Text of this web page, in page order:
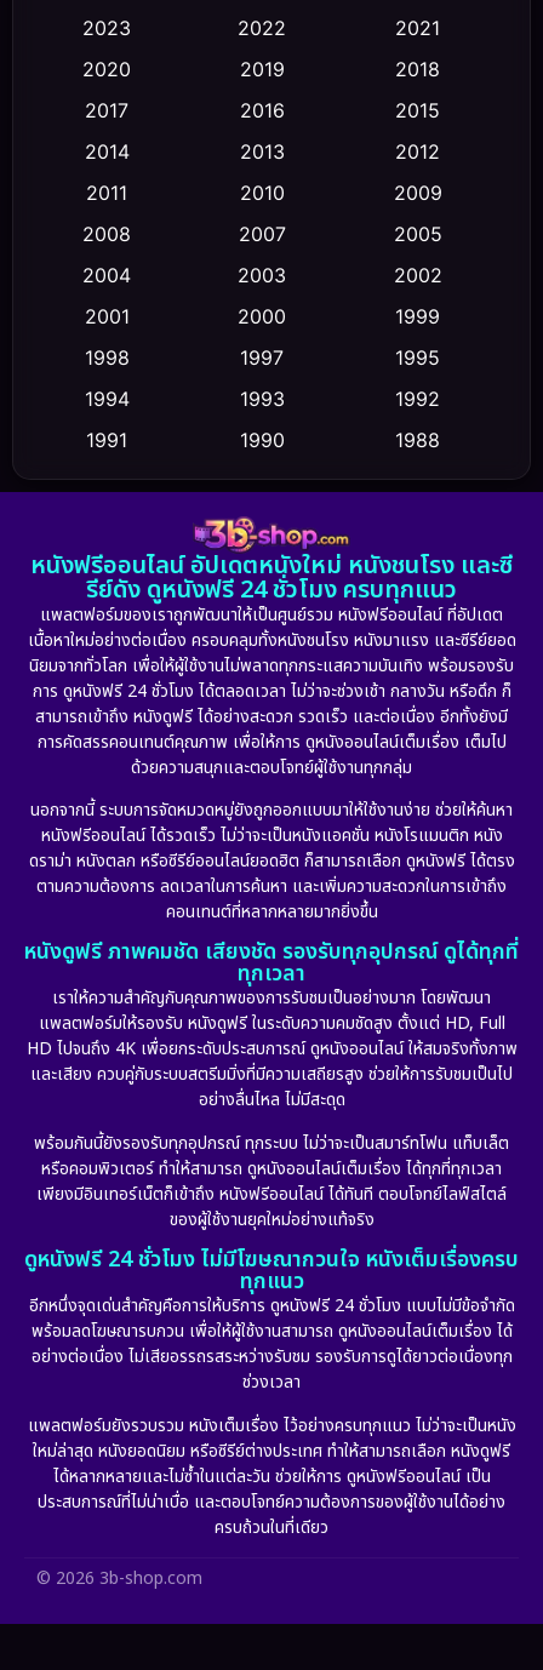
Classic หนังคลาสสิก (23)
Comedy ตลก (458)
Conspiracy
Crime อาชญากรรม (347)
Culture (23)
Dance เต้น
Detective สืบสวน (5)
Detective สืบสวน (56)
Disaster (10)
Disney+ (21)
Drama ดราม่า (882)
Dystopian (17)
Emotional (101)
Epic มหากาพย์ (17)
Erotic (10)
Fantasy จินตนาการ (253)
Film
Gothic (6)
HBO GO (10)
HBO Max (2)
Healing
Heist (7)
2023
2022
2021
2020
2019
2018
2017
2016
2015
2014
2013
2012
2011
2010
2009
2008
2007
2005
2004
2003
2002
2001
2000
1999
1998
1997
1995
1994
1993
1992
1991
1990
1988
1986
1985
1983
1981
1974
1971 1962
หนังฟรีออนไลน์ อัปเดตหนังใหม่ หนังชนโรง และซี
รีย์ดัง ดูหนังฟรี 24 ชั่วโมง ครบทุกแนว
แพลตฟอร์มของเราถูกพัฒนาให้เป็นศูนย์รวม หนังฟรีออนไลน์ ที่อัปเดต
เนื้อหาใหม่อย่างต่อเนื่อง ครอบคลุมทั้งหนังชนโรง หนังมาแรง และซีรีย์ยอด
นิยมจากทั่วโลก เพื่อให้ผู้ใช้งานไม่พลาดทุกกระแสความบันเทิง พร้อมรองรับ
การ ดูหนังฟรี 24 ชั่วโมง ได้ตลอดเวลา ไม่ว่าจะช่วงเช้า กลางวัน หรือดึก ก็
สามารถเข้าถึง หนังดูฟรี ได้อย่างสะดวก รวดเร็ว และต่อเนื่อง อีกทั้งยังมี
การคัดสรรคอนเทนต์คุณภาพ เพื่อให้การ ดูหนังออนไลน์เต็มเรื่อง เต็มไป
ด้วยความสนุกและตอบโจทย์ผู้ใช้งานทุกกลุ่ม
นอกจากนี้ ระบบการจัดหมวดหมู่ยังถูกออกแบบมาให้ใช้งานง่าย ช่วยให้ค้นหา
หนังฟรีออนไลน์ ได้รวดเร็ว ไม่ว่าจะเป็นหนังแอคชั่น หนังโรแมนติก หนัง
ดราม่า หนังตลก หรือซีรีย์ออนไลน์ยอดฮิต ก็สามารถเลือก ดูหนังฟรี ได้ตรง
ตามความต้องการ ลดเวลาในการค้นหา และเพิ่มความสะดวกในการเข้าถึง
คอนเทนต์ที่หลากหลายมากยิ่งขึ้น
หนังดูฟรี ภาพคมชัด เสียงชัด รองรับทุกอุปกรณ์ ดูได้ทุกที่
ทุกเวลา
เราให้ความสำคัญกับคุณภาพของการรับชมเป็นอย่างมาก โดยพัฒนา
แพลตฟอร์มให้รองรับ หนังดูฟรี ในระดับความคมชัดสูง ตั้งแต่ HD, Full
HD ไปจนถึง 4K เพื่อยกระดับประสบการณ์ ดูหนังออนไลน์ ให้สมจริงทั้งภาพ
และเสียง ควบคู่กับระบบสตรีมมิ่งที่มีความเสถียรสูง ช่วยให้การรับชมเป็นไป
อย่างลื่นไหล ไม่มีสะดุด
พร้อมกันนี้ยังรองรับทุกอุปกรณ์ ทุกระบบ ไม่ว่าจะเป็นสมาร์ทโฟน แท็บเล็ต
หรือคอมพิวเตอร์ ทำให้สามารถ ดูหนังออนไลน์เต็มเรื่อง ได้ทุกที่ทุกเวลา
เพียงมีอินเทอร์เน็ตก็เข้าถึง หนังฟรีออนไลน์ ได้ทันที ตอบโจทย์ไลฟ์สไตล์
ของผู้ใช้งานยุคใหม่อย่างแท้จริง
ดูหนังฟรี 24 ชั่วโมง ไม่มีโฆษณากวนใจ หนังเต็มเรื่องครบ
ทุกแนว
อีกหนึ่งจุดเด่นสำคัญคือการให้บริการ ดูหนังฟรี 24 ชั่วโมง แบบไม่มีข้อจำกัด
พร้อมลดโฆษณารบกวน เพื่อให้ผู้ใช้งานสามารถ ดูหนังออนไลน์เต็มเรื่อง ได้
อย่างต่อเนื่อง ไม่เสียอรรถรสระหว่างรับชม รองรับการดูได้ยาวต่อเนื่องทุก
ช่วงเวลา
แพลตฟอร์มยังรวบรวม หนังเต็มเรื่อง ไว้อย่างครบทุกแนว ไม่ว่าจะเป็นหนัง
ใหม่ล่าสุด หนังยอดนิยม หรือซีรีย์ต่างประเทศ ทำให้สามารถเลือก หนังดูฟรี
ได้หลากหลายและไม่ซ้ำในแต่ละวัน ช่วยให้การ ดูหนังฟรีออนไลน์ เป็น
ประสบการณ์ที่ไม่น่าเบื่อ และตอบโจทย์ความต้องการของผู้ใช้งานได้อย่าง
ครบถ้วนในที่เดียว
© 2026 3b-shop.com